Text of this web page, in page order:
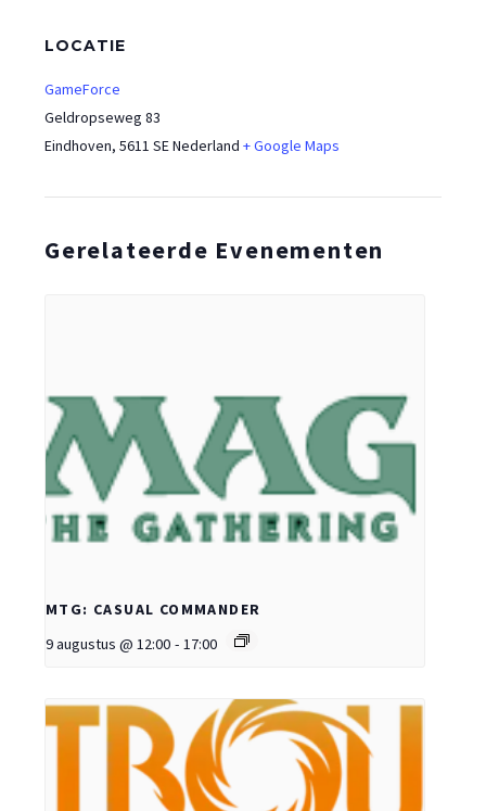
LOCATIE
GameForce
Geldropseweg 83
Eindhoven, 5611 SENederland + Google Maps
Gerelateerde Evenementen
MTG: CASUAL COMMANDER
9 augustus @ 12:00 - 17:00